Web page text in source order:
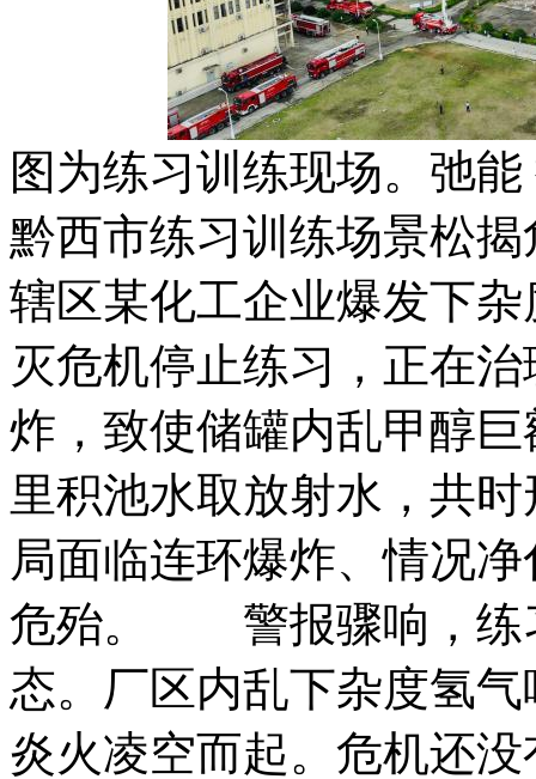
图为练习训练现场。
黔西市练习训练场景松
辖区某化工企业爆发下
灭危机停止练习，正在
炸，致使储罐内乱甲醇
里积池水取放射水，共
局面临连环爆炸、情况
危殆。 警报骤响，练
态。厂区内乱下杂度氢
炎火凌空而起。危机还